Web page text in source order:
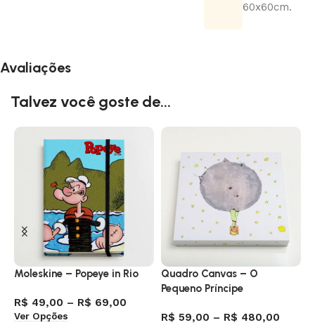
60x60cm.
Avaliações
Talvez você goste de...
Moleskine – Popeye in Rio
R$ 49,00 – R$ 69,00
Ver Opções
Quadro Canvas – O
Pequeno Príncipe
R$ 59,00 – R$ 480,00